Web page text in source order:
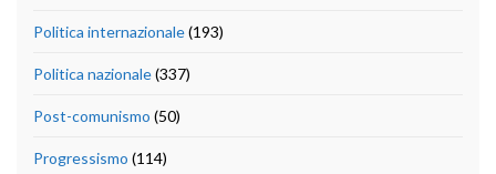
Politica internazionale(193)
Politica nazionale(337)
Post-comunismo (50)
Progressismo (114)